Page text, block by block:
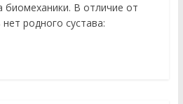
В отличие от
родного сустава: